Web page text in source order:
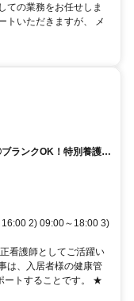
ての業務をお任せしま
トいただきますが、 メ
ランクOK！特別養護老
2) 09:00～18:00 3)
看護師としてご活躍い
は、入居者様の健康管
ートすることです。 ★